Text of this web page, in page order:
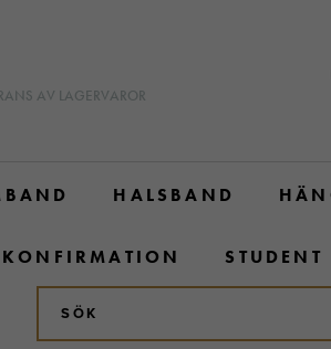
AV LAGERVAROR
HALSBAND
KONFIRMATION STUDENT